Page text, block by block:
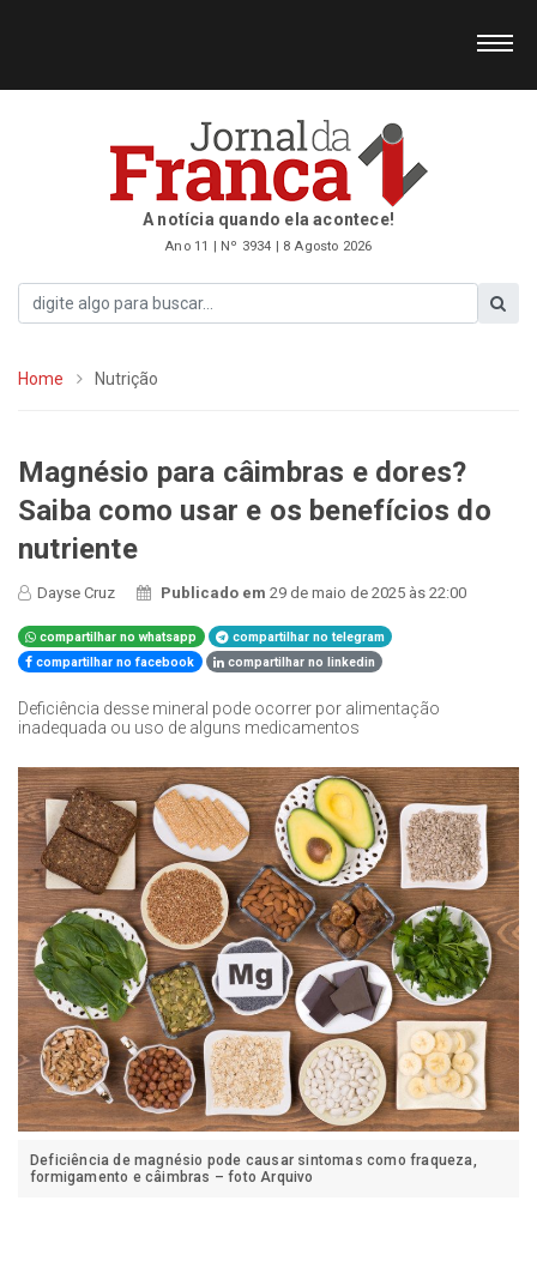
A notícia quando ela acontece!
Ano 11 | Nº 3934 | 8 Agosto 2026
Home Nutrição
Magnésio para câimbras e dores?
Saiba como usar e os benefícios do
nutriente
Dayse Cruz Publicado em29 de maio de 2025 às 22:00
compartilhar no whatsapp
compartilhar no telegram
compartilhar no facebook
compartilhar no linkedin
Deficiência desse mineral pode ocorrer por alimentação
inadequada ou uso de alguns medicamentos
Deficiência de magnésio pode causar sintomas como fraqueza,
formigamento e câimbras – foto Arquivo